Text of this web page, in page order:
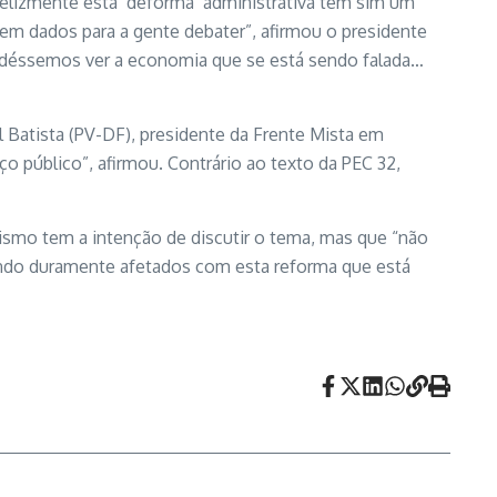
dados para a gente debater”, afirmou o presidente
ver a economia que se está sendo falada…
(PV-DF), presidente da Frente Mista em
público”, afirmou. Contrário ao texto da PEC 32,
tem a intenção de discutir o tema, mas que “não
duramente afetados com esta reforma que está